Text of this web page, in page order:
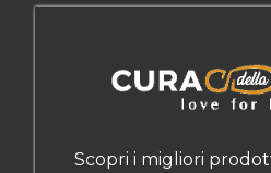
Scopri i migliori